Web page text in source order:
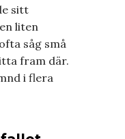
sitt
liten
såg små
fram där.
i flera